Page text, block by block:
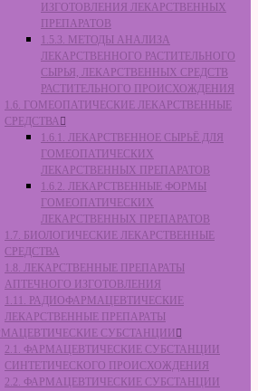
ИЗГОТОВЛЕНИЯ ЛЕКАРСТВЕННЫХ
ПРЕПАРАТОВ
1.5.3. МЕТОДЫ АНАЛИЗА
ЛЕКАРСТВЕННОГО РАСТИТЕЛЬНОГО
СЫРЬЯ, ЛЕКАРСТВЕННЫХ СРЕДСТВ
РАСТИТЕЛЬНОГО ПРОИСХОЖДЕНИЯ
1.6. ГОМЕОПАТИЧЕСКИЕ ЛЕКАРСТВЕННЫЕ
СРЕДСТВА
1.6.1. ЛЕКАРСТВЕННОЕ СЫРЬЁ ДЛЯ
ГОМЕОПАТИЧЕСКИХ
ЛЕКАРСТВЕННЫХ ПРЕПАРАТОВ
1.6.2. ЛЕКАРСТВЕННЫЕ ФОРМЫ
ГОМЕОПАТИЧЕСКИХ
ЛЕКАРСТВЕННЫХ ПРЕПАРАТОВ
1.7. БИОЛОГИЧЕСКИЕ ЛЕКАРСТВЕННЫЕ
СРЕДСТВА
1.8. ЛЕКАРСТВЕННЫЕ ПРЕПАРАТЫ
АПТЕЧНОГО ИЗГОТОВЛЕНИЯ
1.11. РАДИОФАРМАЦЕВТИЧЕСКИЕ
ЛЕКАРСТВЕННЫЕ ПРЕПАРАТЫ
СУБСТАНЦИИ
2.1. ФАРМАЦЕВТИЧЕСКИЕ СУБСТАНЦИИ
СИНТЕТИЧЕСКОГО ПРОИСХОЖДЕНИЯ
2.2. ФАРМАЦЕВТИЧЕСКИЕ СУБСТАНЦИИ